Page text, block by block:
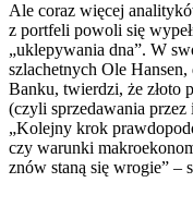
Ale coraz więcej
z portfeli powoli się
„uklepywania dna”. W
szlachetnych Ole
Banku, twierdzi, że złoto
(czyli sprzedawania
„Kolejny krok
czy warunki
znów staną się wrogie” –